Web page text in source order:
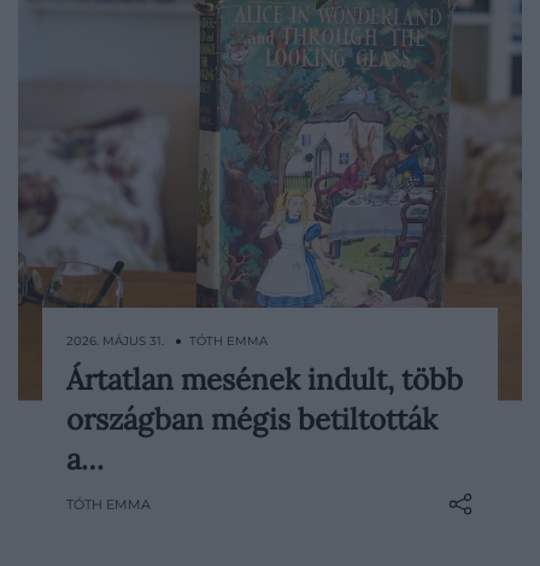
Az Alice Csodaországban ma a
világirodalom egyik legismertebb
gyerekkönyve, ám a megjelenése után
Carroll 1865-ben megjelent művét
2026. MÁJUS 31. ● TÓTH EMMA
Ártatlan mesének indult, több
országban mégis betiltották
a…
TÓTH EMMA